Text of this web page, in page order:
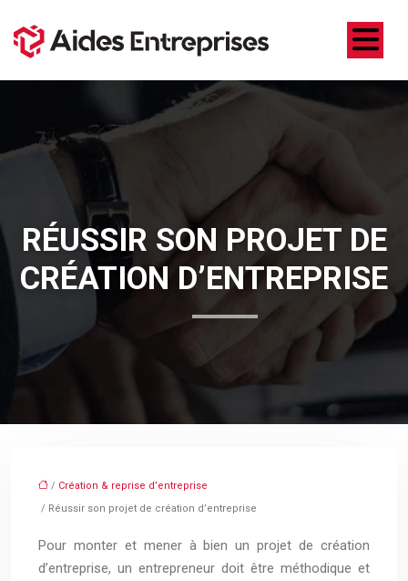
RÉUSSIR SON PROJET DE
CRÉATION D’ENTREPRISE
/ Création & reprise d’entreprise
/ Réussir son projet de création d’entreprise
Pour monter et mener à bien un projet de création
d’entreprise, un entrepreneur doit être méthodique et